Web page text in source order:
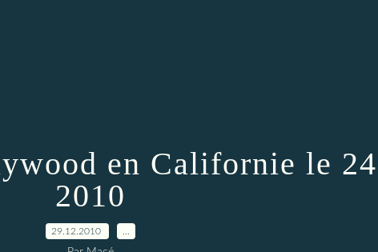
en Californie le 24
2010
29.12.2010